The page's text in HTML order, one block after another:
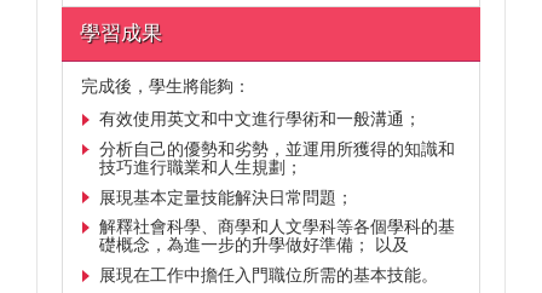
學習成果
完成後，學生將能夠：
有效使用英文和中文進行學術和一般溝通；
分析自己的優勢和劣勢，並運用所獲得的知識和
技巧進行職業和人生規劃；
展現基本定量技能解決日常問題；
解釋社會科學、商學和人文學科等各個學科的基
礎概念，為進一步的升學做好準備； 以及
展現在工作中擔任入門職位所需的基本技能。